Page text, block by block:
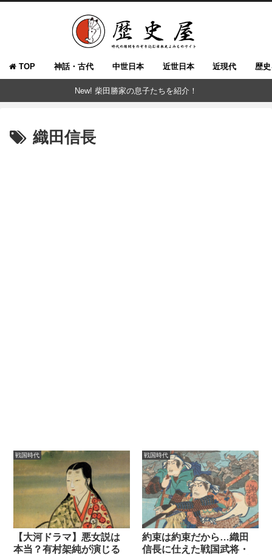
TOP 神話・古代 中世日本 近世日本 近現代 歴
New! 柴田勝家の息子たちを紹介！
織田信長
戦国時代
【大河ドラマ】悪女説は
本当？有村架純が演じる
戦国時代
約束は約束だから…織田
信長に仕えた戦国武将・